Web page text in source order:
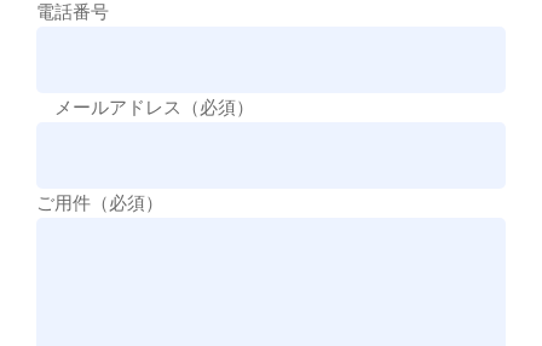
電話番号
メールアドレス（必須）
ご用件（必須）